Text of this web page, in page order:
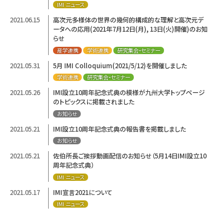
IMI ニュース
2021.06.15
高次元多様体の世界の幾何的構成的な理解と高次元デ
ータへの応用(2021年7月12日(月), 13日(火)開催)のお知
らせ
産学連携 学術連携 研究集会・セミナー
2021.05.31 5月 IMI Colloquium(2021/5/12)を開催しました
学術連携 研究集会・セミナー
2021.05.26
IMI設立10周年記念式典の模様が九州大学トップページ
のトピックスに掲載されました
お知らせ
2021.05.21 IMI設立10周年記念式典の報告書を掲載しました
お知らせ
2021.05.21
佐伯所長ご挨拶動画配信のお知らせ（5月14日IMI設立10
周年記念式典）
IMI ニュース
2021.05.17 IMI宣言2021について
IMI ニュース